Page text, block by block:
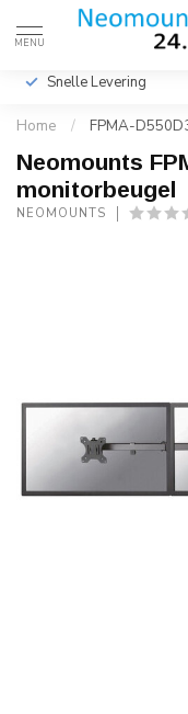
MENU
Snelle Levering
Home / FPMA-
Neomounts
monitorbeugel
NEOMOUNTS